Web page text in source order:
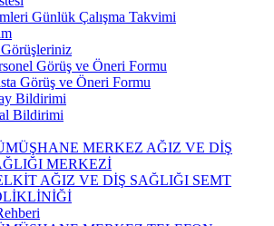
Günlük Çalışma Takvimi
Görüş ve Öneri Formu
Görüş ve Öneri Formu
Bildirimi
Bildirimi
MERKEZ AĞIZ VE DİŞ
MERKEZİ
AĞIZ VE DİŞ SAĞLIĞI SEMT